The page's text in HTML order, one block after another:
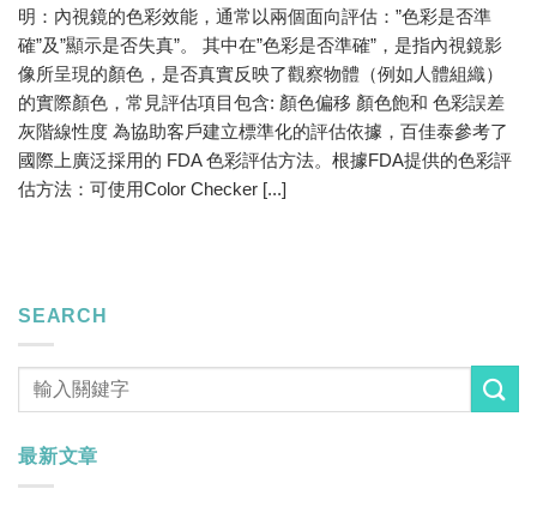
明：內視鏡的色彩效能，通常以兩個面向評估：”色彩是否準
確”及”顯示是否失真”。 其中在”色彩是否準確”，是指內視鏡影
像所呈現的顏色，是否真實反映了觀察物體（例如人體組織）
的實際顏色，常見評估項目包含: 顏色偏移 顏色飽和 色彩誤差
灰階線性度 為協助客戶建立標準化的評估依據，百佳泰參考了
國際上廣泛採用的 FDA 色彩評估方法。根據FDA提供的色彩評
估方法：可使用Color Checker [...]
SEARCH
最新文章